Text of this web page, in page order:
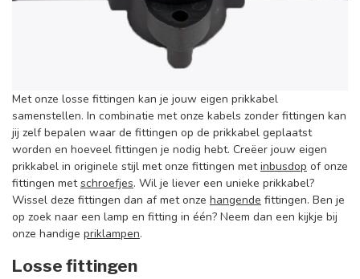
Met onze losse fittingen kan je jouw eigen prikkabel
samenstellen. In combinatie met onze kabels zonder fittingen kan
jij zelf bepalen waar de fittingen op de prikkabel geplaatst
worden en hoeveel fittingen je nodig hebt. Creëer jouw eigen
prikkabel in originele stijl met onze fittingen metinbusdop of onze
fittingen metschroefjes. Wil je liever een unieke prikkabel?
Wissel deze fittingen dan af met onze hangende fittingen. Ben je
op zoek naar een lamp en fitting in één? Neem dan een kijkje bij
onze handige priklampen.
Losse fittingen